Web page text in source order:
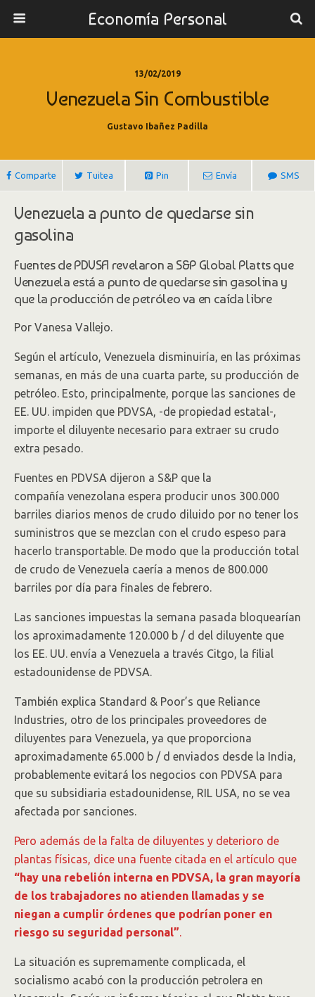
Economía Personal
13/02/2019
Venezuela Sin Combustible
Gustavo Ibañez Padilla
Comparte Tuitea Pin Envía SMS
Venezuela a punto de quedarse sin
gasolina
Fuentes de PDVSA revelaron a S&P Global Platts que
Venezuela está a punto de quedarse sin gasolina y
que la producción de petróleo va en caída libre
Por Vanesa Vallejo.
Según el artículo, Venezuela disminuiría, en las próximas
semanas, en más de una cuarta parte, su producción de
petróleo. Esto, principalmente, porque las sanciones de
EE. UU. impiden que PDVSA, -de propiedad estatal-,
importe el diluyente necesario para extraer su crudo
extra pesado.
Fuentes en PDVSA dijeron a S&P que la
compañía venezolana espera producir unos 300.000
barriles diarios menos de crudo diluido por no tener los
suministros que se mezclan con el crudo espeso para
hacerlo transportable. De modo que la producción total
de crudo de Venezuela caería a menos de 800.000
barriles por día para finales de febrero.
Las sanciones impuestas la semana pasada bloquearían
los aproximadamente 120.000 b / d del diluyente que
los EE. UU. envía a Venezuela a través Citgo, la filial
estadounidense de PDVSA.
También explica Standard & Poor’s que Reliance
Industries, otro de los principales proveedores de
diluyentes para Venezuela, ya que proporciona
aproximadamente 65.000 b / d enviados desde la India,
probablemente evitará los negocios con PDVSA para
que su subsidiaria estadounidense, RIL USA, no se vea
afectada por sanciones.
Pero además de la falta de diluyentes y deterioro de
plantas físicas, dice una fuente citada en el artículo que
“hay una rebelión interna en PDVSA, la gran mayoría
de los trabajadores no atienden llamadas y se
niegan a cumplir órdenes que podrían poner en
riesgo su seguridad personal”.
La situación es supremamente complicada, el
socialismo acabó con la producción petrolera en